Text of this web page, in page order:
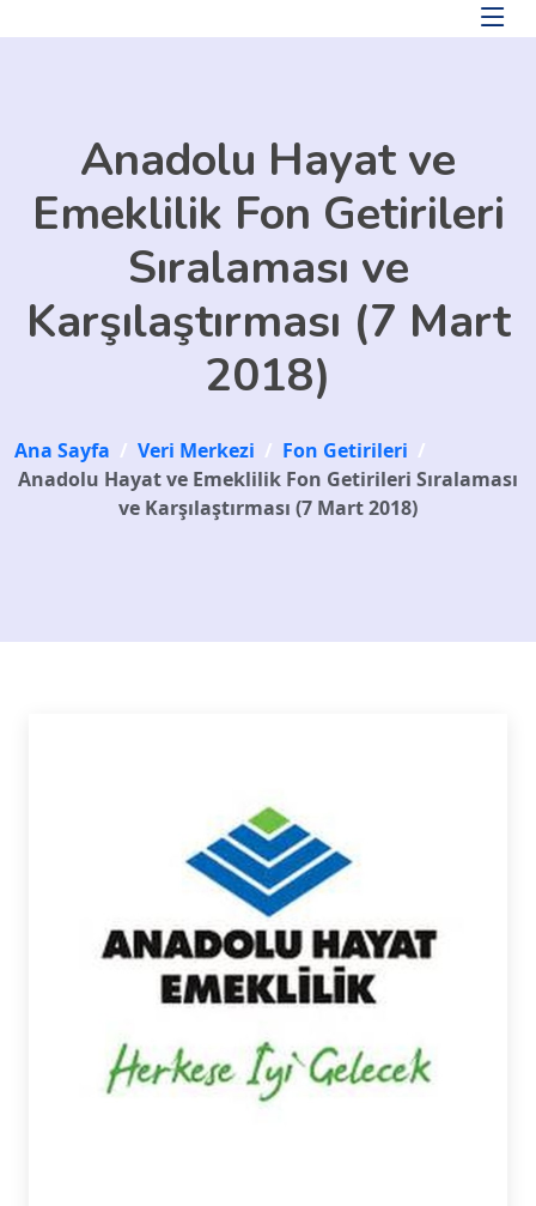
Anadolu Hayat ve
Emeklilik Fon Getirileri
Sıralaması ve
Karşılaştırması (7 Mart
2018)
Ana Sayfa / Veri Merkezi / Fon Getirileri /
Anadolu Hayat ve Emeklilik Fon Getirileri Sıralaması
ve Karşılaştırması (7 Mart 2018)